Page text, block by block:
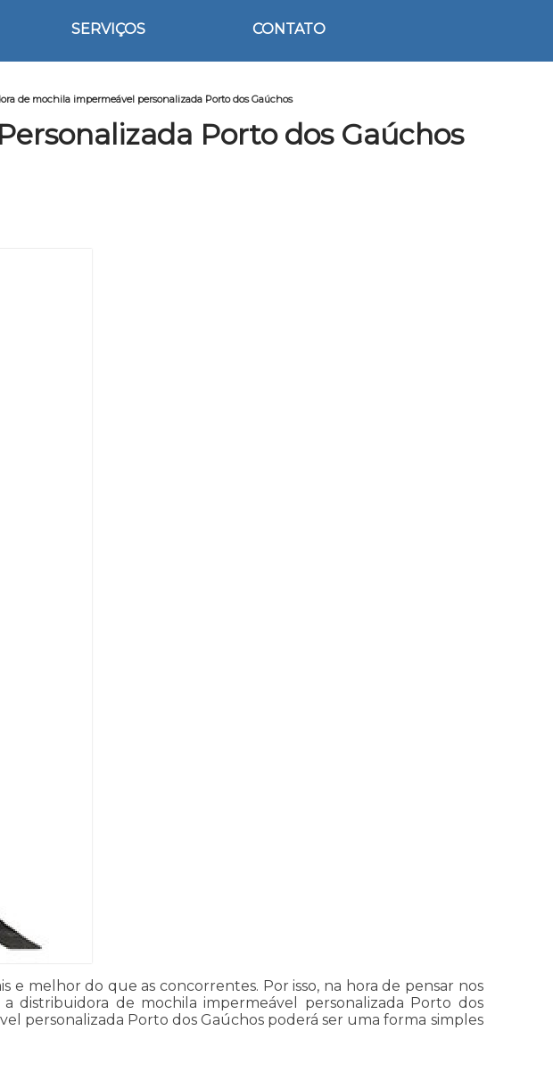
SERVIÇOS CONTATO
de mochila impermeável personalizada Porto dos Gaúchos
Porto dos Gaúchos
e melhor do que as concorrentes. Por isso, na hora de pensar nos
distribuidora de mochila impermeável personalizada Porto dos
personalizada Porto dos Gaúchos poderá ser uma forma simples